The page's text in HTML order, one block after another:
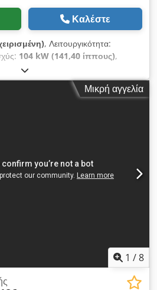
Καλέστε
, Λειτουργικότητα:
104 kW (141,40 ίππους),
, τύπος καυσίμου:
2016, ώρες λειτουργίας:3.735 h,
, αριθμός μηχανήματος/οχήματος:
στο συνημμένο δελτίο δεδομένων.
Μικρή αγγελία
1 /8